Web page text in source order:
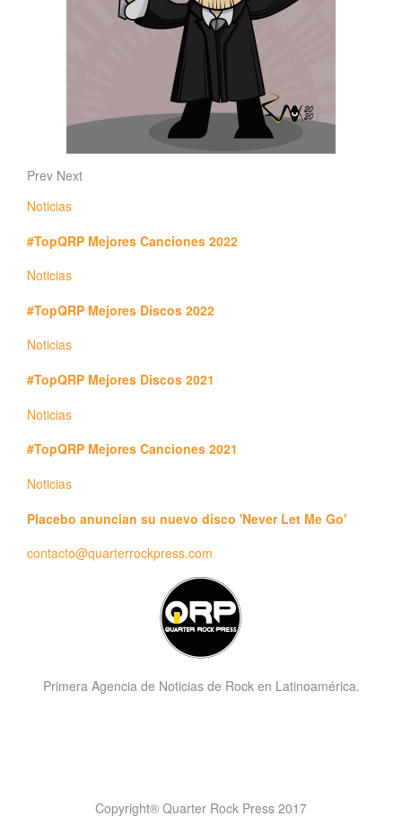
Prev Next
Noticias
#TopQRP Mejores Canciones 2022
Noticias
#TopQRP Mejores Discos 2022
Noticias
#TopQRP Mejores Discos 2021
Noticias
#TopQRP Mejores Canciones 2021
Noticias
Placebo anuncian su nuevo disco 'Never Let Me Go'
contacto@quarterrockpress.com
Primera Agencia de Noticias de Rock en Latinoamérica.
Copyright® Quarter Rock Press 2017